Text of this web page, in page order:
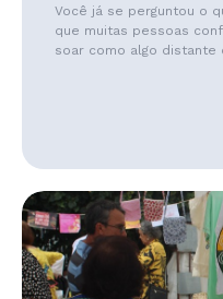
Você já se perguntou o
que muitas pessoas
soar como algo distante